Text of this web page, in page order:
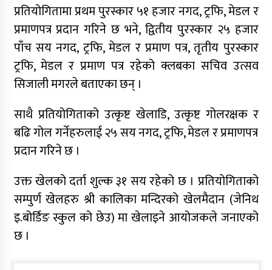
प्रतियोगितामा प्रथम पुरस्कार ५१ हजार नगद, ट्रफि, मेडल र
प्रमाणपत्र प्रदान गरिने छ भने, द्वितीय पुरस्कार २५ हजार
पाँच सय नगद, ट्रफि, मेडल र प्रमाण पत्र, तृतीय पुरस्कार
ट्रफि, मेडल र प्रमाण पत्र रहेको क्लबका सचिव उत्सव
सिजाली मगरले बताएका छन् ।
साथै प्रतियोगिताको उत्कृष्ट खेलाडि, उत्कृष्ट गोलरक्षक र
बढि गोल गर्नेहरुलाई २५ सय नगद, ट्रफि, मेडल र प्रमाणपत्र
प्रदान गरिने छ ।
उक्त खेलको दर्ता शुल्क ३१ सय रहेको छ । प्रतियोगिताको
सम्पुर्ण खेलहरु श्री कालिका मन्दिरको खेलमैदान (जेनिथ
इ.बोर्डिङ स्कुल को छेउ) मा खेलाइने आयोजकले जनाएको
छ ।